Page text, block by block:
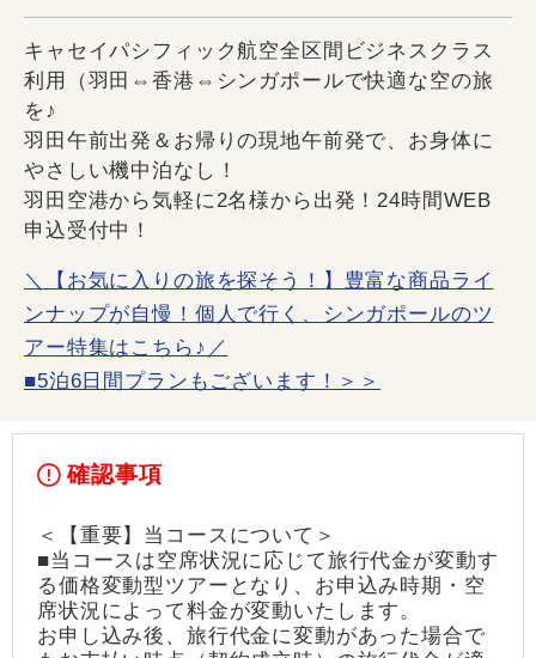
キャセイパシフィック航空全区間ビジネスクラス
利用（羽田⇔香港⇔シンガポールで快適な空の旅
を♪
羽田午前出発＆お帰りの現地午前発で、お身体に
やさしい機中泊なし！
羽田空港から気軽に2名様から出発！24時間WEB
申込受付中！
＼【お気に入りの旅を探そう！】豊富な商品ライ
ンナップが自慢！個人で行く、シンガポールのツ
アー特集はこちら♪／
■5泊6日間プランもございます！＞＞
確認事項
＜【重要】当コースについて＞
■当コースは空席状況に応じて旅行代金が変動す
る価格変動型ツアーとなり、お申込み時期・空
席状況によって料金が変動いたします。
お申し込み後、旅行代金に変動があった場合で